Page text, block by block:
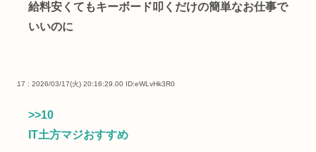
給料安くてもキーボード叩くだけの簡単なお仕事で
いいのに
17 : 2026/03/17(火) 20:16:29.00 ID:eWLvHk3R0
>>10
IT土方マジおすすめ